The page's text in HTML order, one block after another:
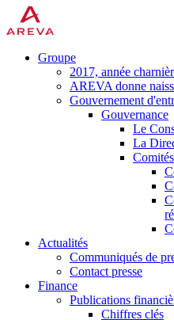
Groupe
2017, année
AREVA donne
Gouvernement
Gouvernance
Le
La
Actualités
Communiqués de
Contact presse
Finance
Publications
Chiffres clés